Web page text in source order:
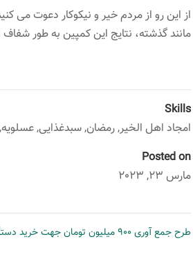
از این رو از مردم خیر و نیکوکار دعوت می
مانند گذشته، نتایج این کمپین به طور
Skills
امجاد اهل الخیر,رمضان,سبدغذایی,عسلویه
Posted on
مارس 23, 2023
طرح جمع آوری 900 میلیون تومان جهت خرید دستگاه MRI